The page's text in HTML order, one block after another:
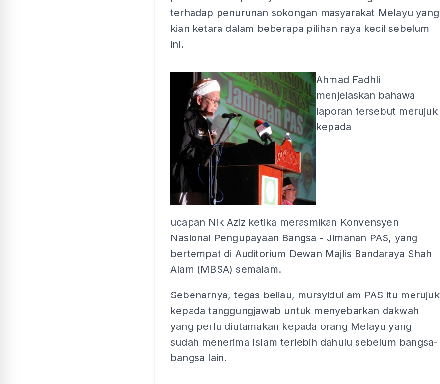
terhadap penurunan sokongan masyarakat Melayu yang
kian ketara dalam beberapa pilihan raya kecil sebelum
ini.
Ahmad Fadhli
menjelaskan bahawa
laporan tersebut merujuk
kepada
ucapan Nik Aziz ketika merasmikan Konvensyen
Nasional Pengupayaan Bangsa - Jimanan PAS, yang
bertempat di Auditorium Dewan Majlis Bandaraya Shah
Alam (MBSA) semalam.
Sebenarnya, tegas beliau, mursyidul am PAS itu merujuk
kepada tanggungjawab untuk menyebarkan dakwah
yang perlu diutamakan kepada orang Melayu yang
sudah menerima Islam terlebih dahulu sebelum bangsa-
bangsa lain.